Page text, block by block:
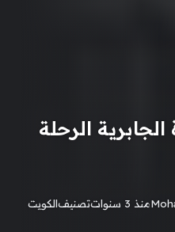
الرحلة
منذ 3 سنوات تصنيفالكويت